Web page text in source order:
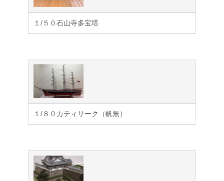
１/５０石山寺多宝塔
１/８０カティサーク（帆無）